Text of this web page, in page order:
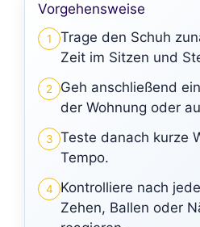
Vorgehensweise
1
Trage den Schuh
Zeit im Sitzen und
2
Geh anschließend
der Wohnung oder
3
Teste danach kurze
Tempo.
4
Kontrolliere nach
Zehen, Ballen oder